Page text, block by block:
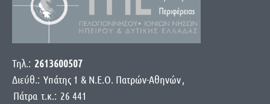
Τηλ.: 2613600507
Διεύθ.: Yπάτης 1 & Ν.Ε.Ο. Πατρών-Αθηνών,
Πάτρα τ.κ.: 26 441